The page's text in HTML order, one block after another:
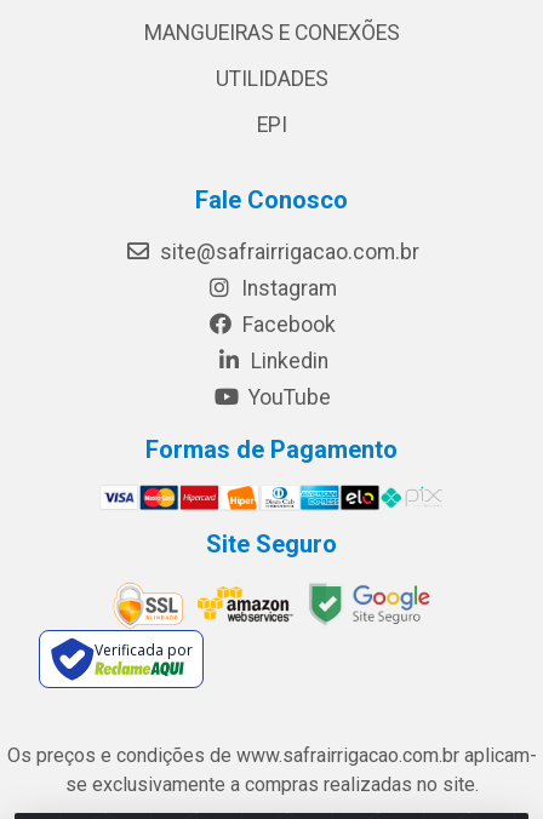
MANGUEIRAS E CONEXÕES
UTILIDADES
EPI
Fale Conosco
site@safrairrigacao.com.br
Instagram
Facebook
Linkedin
YouTube
Formas de Pagamento
Site Seguro
Verificada por
Os preços e condições de www.safrairrigacao.com.br aplicam-
se exclusivamente a compras realizadas no site.